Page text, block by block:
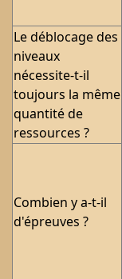
Le déblocage des
niveaux
nécessite-t-il
toujours la même
quantité de
ressources ?
Combien y a-t-il
d'épreuves ?